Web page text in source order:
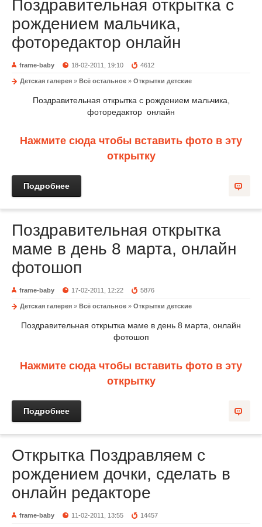
Поздравительная открытка с
рождением мальчика,
фоторедактор онлайн
frame-baby 18-02-2011, 19:10 4612
Детская галерея » Всё остальное » Открытки детские
Поздравительная открытка с рождением мальчика,
фоторедактор онлайн
Нажмите сюда чтобы вставить фото в эту
открытку
Подробнее
Поздравительная открытка
маме в день 8 марта, онлайн
фотошоп
frame-baby 17-02-2011, 12:22 5876
Детская галерея » Всё остальное » Открытки детские
Поздравительная открытка маме в день 8 марта, онлайн
фотошоп
Нажмите сюда чтобы вставить фото в эту
открытку
Подробнее
Открытка Поздравляем с
рождением дочки, сделать в
онлайн редакторе
frame-baby 11-02-2011, 13:55 14457